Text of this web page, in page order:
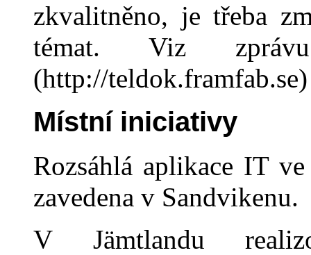
zkvalitněno, je třeba
témat. Viz
(http://teldok.framfab.se)
Místní iniciativy
Rozsáhlá aplikace IT
zavedena v Sandvikenu.
V Jämtlandu